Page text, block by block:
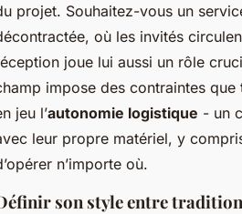
projet. Souhaitez-vous un
où les invités
joue lui aussi un rôle
impose des contraintes que
jeu l’autonomie logistique - un
leur propre matériel, y
n’importe où.
son style entre